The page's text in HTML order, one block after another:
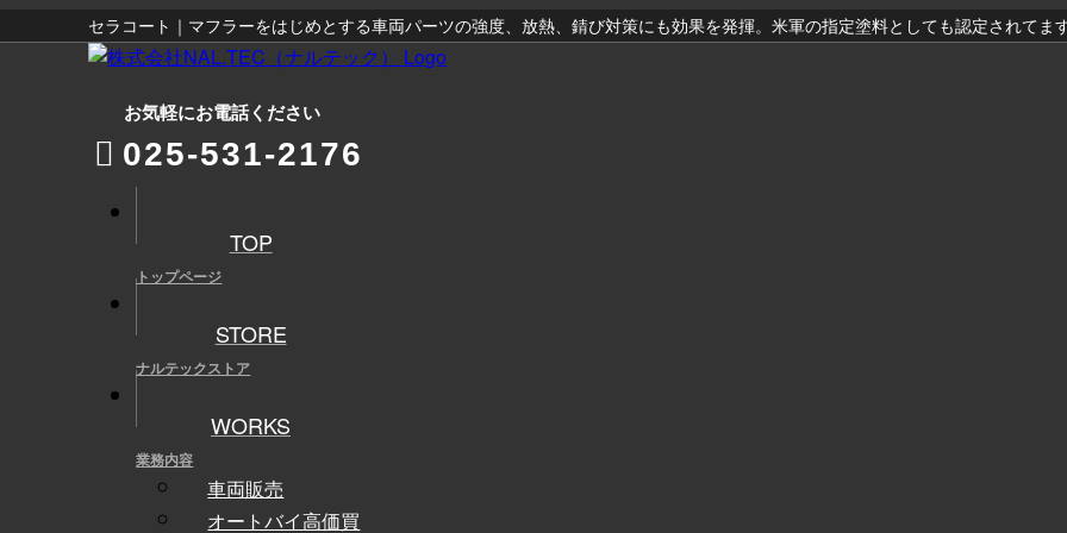
セラコート｜マフラーをはじめとする車両パーツの強度、放熱、錆び対策にも効果を発揮。米軍の指定塗料としても認定されてま
お気軽にお電話ください
025-531-2176
TOP
トップページ
STORE
ナルテックストア
WORKS
業務内容
車両販売
オートバイ高価買